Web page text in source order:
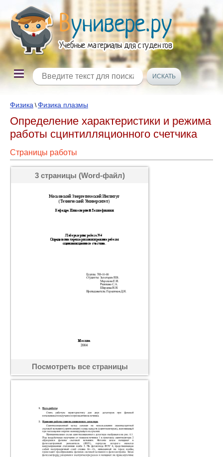
Физика \Физика плазмы
Определение характеристики и режима
работы сцинтилляционного счетчика
Страницы работы
3 страницы (Word-файл)
Посмотреть все страницы